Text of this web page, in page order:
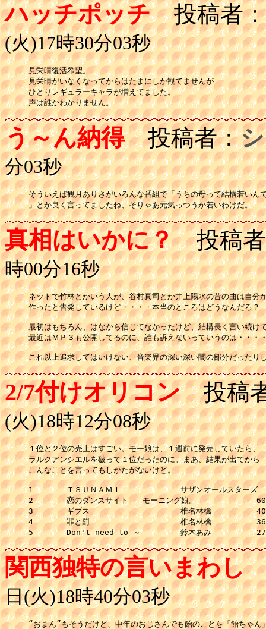
ハッチポッチ投稿者：
(火)17時30分03秒
見栄晴復活希望。
見栄晴がいなくなってからはたまにしか観てませんが
ひとりレギュラーキャラが増えてました。
声は誰かわかりません。
う～ん納得投稿者：
分03秒
そういえば観月ありさがいろんな番組で「うちの母って結構若いん
」とか良く言ってましたね、そりゃあ元気っつうか若いわけだ。
真相はいかに？投稿者
時00分16秒
ネットで竹林とかいう人が、谷村真司とか井上陽水の昔の曲は自分
作ったと告発しているけど・・・・本当のところはどうなんだろ？
最初はもちろん、はなから信じてなかったけど、結構長く言い続け
最近はＭＰ３も公開してるのに、誰も訴えないっていうのは・・・
これ以上追求してはいけない、音楽界の深い深い闇の部分だったり
2/7付けオリコン投稿
(火)18時12分08秒
１位と２位の売上はすごい。モー娘は、１週前に発売していたら、
ラルクアンシエルを破って１位だったのに。まあ、結果が出てから
こんなことを言ってもしかたがないけど。
1	ＴＳＵＮＡＭＩ		サザンオールスターズ	654,210
2	恋のダンスサイト	モーニング娘。		600,860
3	ギブス			椎名林檎		400,330
4	罪と罰			椎名林檎		365,910
関西独特の言いまわし
日(火)18時40分03秒
“おまん”もそうだけど、中年のおじさんでも飴のことを「飴ちゃん